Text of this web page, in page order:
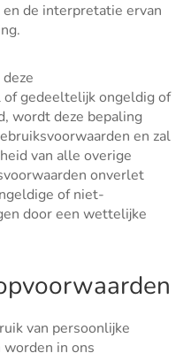
de interpretatie ervan
gedeeltelijk ongeldig of
wordt deze bepaling
en zal
van alle overige
onverlet
of niet-
door een wettelijke
van persoonlijke
in ons